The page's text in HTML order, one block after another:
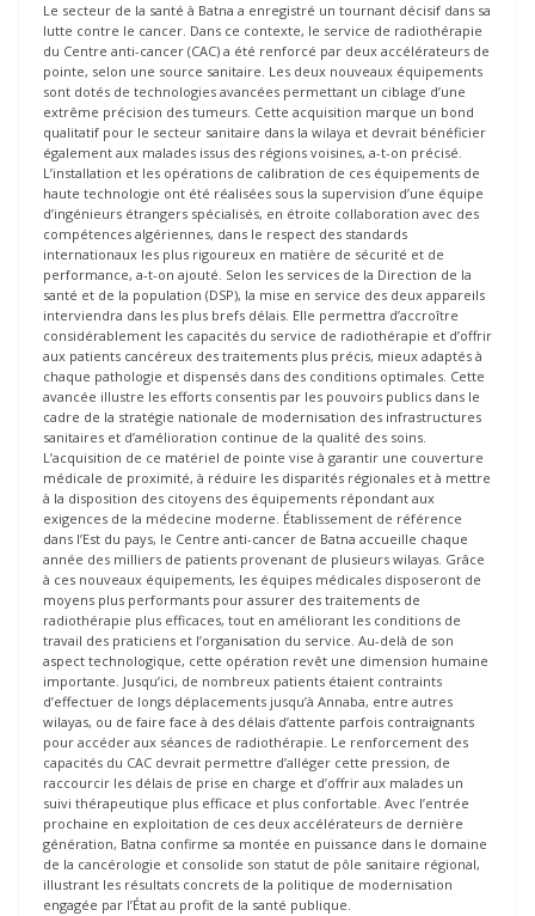
Le secteur de la santé à Batna a enregistré un tournant décisif dans sa
lutte contre le cancer. Dans ce contexte, le service de radiothérapie
du Centre anti-cancer (CAC) a été renforcé par deux accélérateurs de
pointe, selon une source sanitaire. Les deux nouveaux équipements
sont dotés de technologies avancées permettant un ciblage d’une
extrême précision des tumeurs. Cette acquisition marque un bond
qualitatif pour le secteur sanitaire dans la wilaya et devrait bénéficier
également aux malades issus des régions voisines, a-t-on précisé.
L’installation et les opérations de calibration de ces équipements de
haute technologie ont été réalisées sous la supervision d’une équipe
d’ingénieurs étrangers spécialisés, en étroite collaboration avec des
compétences algériennes, dans le respect des standards
internationaux les plus rigoureux en matière de sécurité et de
performance, a-t-on ajouté. Selon les services de la Direction de la
santé et de la population (DSP), la mise en service des deux appareils
interviendra dans les plus brefs délais. Elle permettra d’accroître
considérablement les capacités du service de radiothérapie et d’offrir
aux patients cancéreux des traitements plus précis, mieux adaptés à
chaque pathologie et dispensés dans des conditions optimales. Cette
avancée illustre les efforts consentis par les pouvoirs publics dans le
cadre de la stratégie nationale de modernisation des infrastructures
sanitaires et d’amélioration continue de la qualité des soins.
L’acquisition de ce matériel de pointe vise à garantir une couverture
médicale de proximité, à réduire les disparités régionales et à mettre
à la disposition des citoyens des équipements répondant aux
exigences de la médecine moderne. Établissement de référence
dans l’Est du pays, le Centre anti-cancer de Batna accueille chaque
année des milliers de patients provenant de plusieurs wilayas. Grâce
à ces nouveaux équipements, les équipes médicales disposeront de
moyens plus performants pour assurer des traitements de
radiothérapie plus efficaces, tout en améliorant les conditions de
travail des praticiens et l’organisation du service. Au-delà de son
aspect technologique, cette opération revêt une dimension humaine
importante. Jusqu’ici, de nombreux patients étaient contraints
d’effectuer de longs déplacements jusqu’à Annaba, entre autres
wilayas, ou de faire face à des délais d’attente parfois contraignants
pour accéder aux séances de radiothérapie. Le renforcement des
capacités du CAC devrait permettre d’alléger cette pression, de
raccourcir les délais de prise en charge et d’offrir aux malades un
suivi thérapeutique plus efficace et plus confortable. Avec l’entrée
prochaine en exploitation de ces deux accélérateurs de dernière
génération, Batna confirme sa montée en puissance dans le domaine
de la cancérologie et consolide son statut de pôle sanitaire régional,
illustrant les résultats concrets de la politique de modernisation
engagée par l’État au profit de la santé publique.